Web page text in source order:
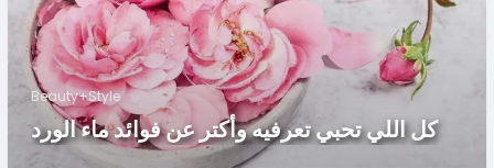
Beauty+Style
كل اللي تحبي تعرفيه وأكتر عن فوائد ماء الورد